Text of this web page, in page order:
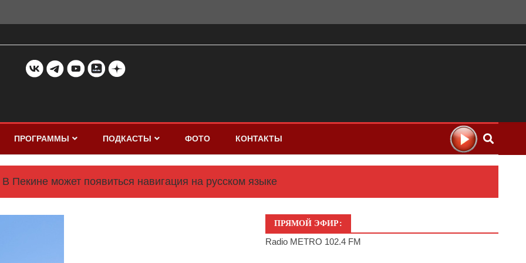
ПРОГРАММЫ ПОДКАСТЫ ФОТО КОНТАКТЫ
В Пекине может появиться навигация на русском языке
ПРЯМОЙ ЭФИР:
Radio METRO 102.4 FM